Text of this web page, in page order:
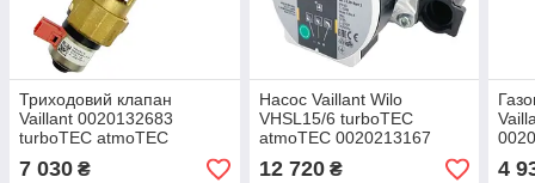
Триходовий клапан
Vaillant 0020132683
turboTEC atmoTEC
ecoTEC 0020132682
7 030 ₴
Насос Vaillant Wilo
VHSL15/6 turboTEC
atmoTEC 0020213167
0010030669
12 720₴ 4